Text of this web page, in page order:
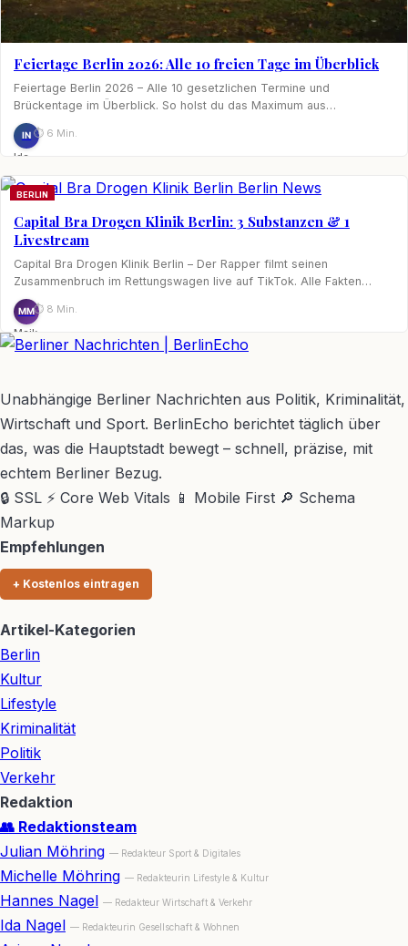
Feiertage Berlin 2026: Alle 10 freien Tage im Überblick
Feiertage Berlin 2026 – Alle 10 gesetzlichen Termine und
Brückentage im Überblick. So holst du das Maximum aus…
IN
Ida
⏱ 6 Min.
BERLIN
Capital Bra Drogen Klinik Berlin: 3 Substanzen & 1
Livestream
Capital Bra Drogen Klinik Berlin – Der Rapper filmt seinen
Zusammenbruch im Rettungswagen live auf TikTok. Alle Fakten…
MM
Maik
Möhring
⏱ 8 Min.
Unabhängige Berliner Nachrichten aus Politik, Kriminalität,
Wirtschaft und Sport. BerlinEcho berichtet täglich über
das, was die Hauptstadt bewegt – schnell, präzise, mit
echtem Berliner Bezug.
🔒 SSL ⚡ Core Web Vitals 📱 Mobile First 🔎 Schema
Markup
Empfehlungen
+ Kostenlos eintragen
Artikel-Kategorien
Berlin
Kultur
Lifestyle
Kriminalität
Politik
Verkehr
Redaktion
👥 Redaktionsteam
Julian Möhring — Redakteur Sport & Digitales
Michelle Möhring — Redakteurin Lifestyle & Kultur
Hannes Nagel — Redakteur Wirtschaft & Verkehr
Ida Nagel — Redakteurin Gesellschaft & Wohnen